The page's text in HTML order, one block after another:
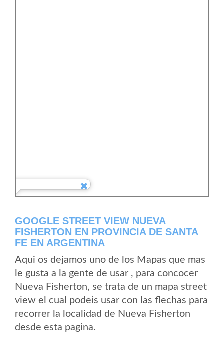
GOOGLE STREET VIEW NUEVA
FISHERTON EN PROVINCIA DE SANTA
FE EN ARGENTINA
Aqui os dejamos uno de los Mapas que mas
le gusta a la gente de usar , para concocer
Nueva Fisherton, se trata de un mapa street
view el cual podeis usar con las flechas para
recorrer la localidad de Nueva Fisherton
desde esta pagina.